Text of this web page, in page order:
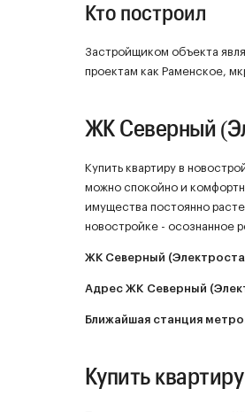
Кто построил
Застройщиком объекта
проектам как Раменское,
ЖК Северный
Купить квартиру в
можно спокойно и
имущества постоянно
новостройке - осознанное
ЖК Северный
Адрес ЖК Северный
Ближайшая станция
Купить